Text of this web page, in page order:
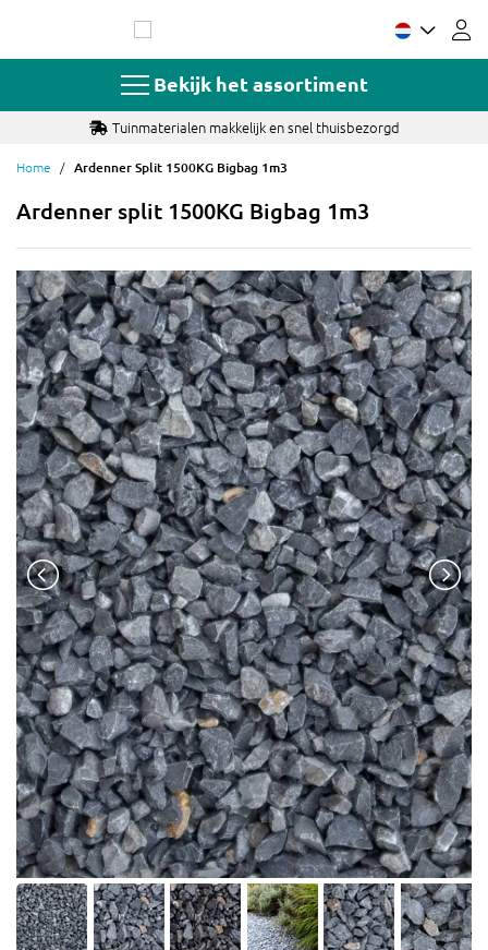
de
Bekijk het assortiment
Tuinmaterialen makkelijk en snel thuisbezorgd
Home Ardenner Split 1500KG Bigbag 1m3
Ardenner split 1500KG Bigbag 1m3